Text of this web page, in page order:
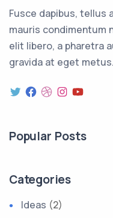
Fusce dapibus, tellus
mauris condimentum
elit libero, a pharetra
gravida at eget metus.
Twitter
Facebook
Dribbble
Instagram
YouTube
Popular Posts
Categories
Ideas (2)